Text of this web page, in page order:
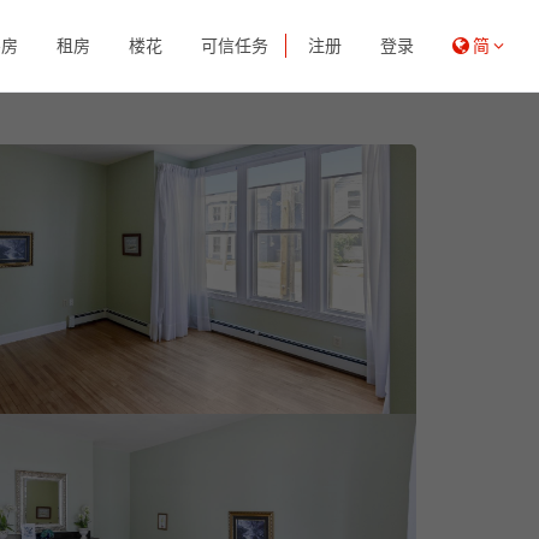
租房 楼花 可信任务 注册 登录 简